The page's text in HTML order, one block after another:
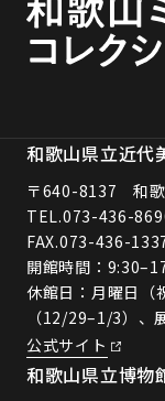
和歌山県立近代
〒640-8137 和
TEL.073-436-
FAX.073-436-
開館時間：
休館日：月曜日（
（12/29–1/3）、
公式サイト
和歌山県立博物